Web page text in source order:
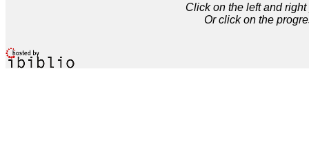
Click on the left and
Or click on the